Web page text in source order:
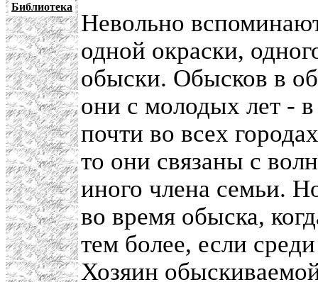
Библиотека
Невольно
одной окраски,
обыски. Обысков в
они с молодых лет -
почти во всех
то они связаны с
иного члена семьи.
во время обыска,
тем более, если
Хозяин